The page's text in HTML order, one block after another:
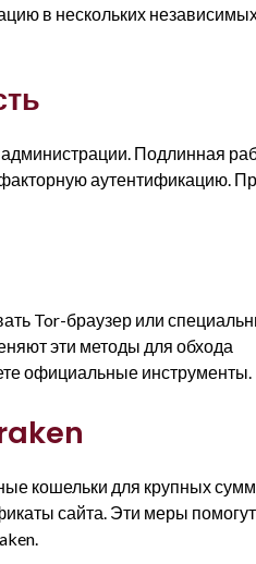
в нескольких
Подлинная
аутентификацию.
Tor-браузер или
эти методы для обхода
официальные инструменты.
кошельки для крупных сумм.
сайта. Эти меры помогут